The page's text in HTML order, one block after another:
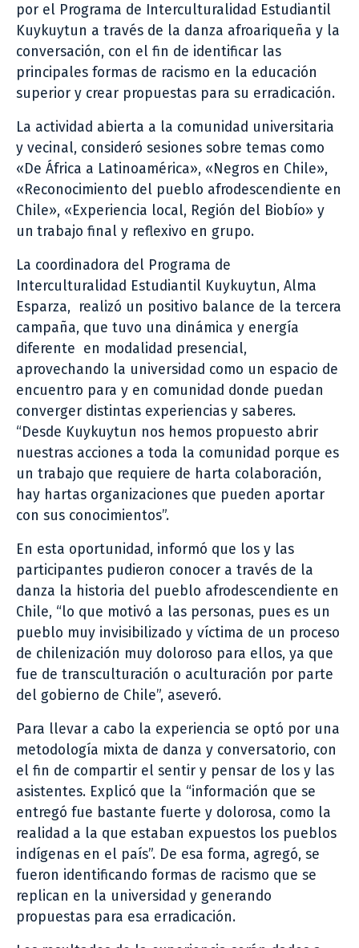
por el Programa de Interculturalidad Estudiantil
Kuykuytun a través de la danza afroariqueña y la
conversación, con el fin de identificar las
principales formas de racismo en la educación
superior y crear propuestas para su erradicación.
La actividad abierta a la comunidad universitaria
y vecinal, consideró sesiones sobre temas como
«De África a Latinoamérica», «Negros en Chile»,
«Reconocimiento del pueblo afrodescendiente en
Chile», «Experiencia local, Región del Biobío» y
un trabajo final y reflexivo en grupo.
La coordinadora del Programa de
Interculturalidad Estudiantil Kuykuytun, Alma
Esparza, realizó un positivo balance de la tercera
campaña, que tuvo una dinámica y energía
diferente en modalidad presencial,
aprovechando la universidad como un espacio de
encuentro para y en comunidad donde puedan
converger distintas experiencias y saberes.
“Desde Kuykuytun nos hemos propuesto abrir
nuestras acciones a toda la comunidad porque es
un trabajo que requiere de harta colaboración,
hay hartas organizaciones que pueden aportar
con sus conocimientos”.
En esta oportunidad, informó que los y las
participantes pudieron conocer a través de la
danza la historia del pueblo afrodescendiente en
Chile, “lo que motivó a las personas, pues es un
pueblo muy invisibilizado y víctima de un proceso
de chilenización muy doloroso para ellos, ya que
fue de transculturación o aculturación por parte
del gobierno de Chile”, aseveró.
Para llevar a cabo la experiencia se optó por una
metodología mixta de danza y conversatorio, con
el fin de compartir el sentir y pensar de los y las
asistentes. Explicó que la “información que se
entregó fue bastante fuerte y dolorosa, como la
realidad a la que estaban expuestos los pueblos
indígenas en el país”. De esa forma, agregó, se
fueron identificando formas de racismo que se
replican en la universidad y generando
propuestas para esa erradicación.